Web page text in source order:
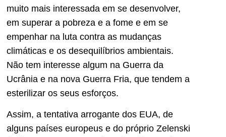
muito mais interessada em se desenvolver,
em superar a pobreza e a fome e em se
empenhar na luta contra as mudanças
climáticas e os desequilíbrios ambientais.
Não tem interesse algum na Guerra da
Ucrânia e na nova Guerra Fria, que tendem a
esterilizar os seus esforços.
Assim, a tentativa arrogante dos EUA, de
alguns países europeus e do próprio Zelenski